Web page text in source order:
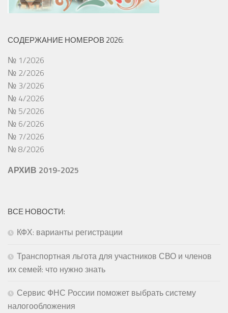
СОДЕРЖАНИЕ НОМЕРОВ 2026:
№ 1/2026
№ 2/2026
№ 3/2026
№ 4/2026
№ 5/2026
№ 6/2026
№ 7/2026
№ 8/2026
АРХИВ 2019-2025
ВСЕ НОВОСТИ:
КФХ: варианты регистрации
Транспортная льгота для участников СВО и членов
их семей: что нужно знать
Сервис ФНС России поможет выбрать систему
налогообложения